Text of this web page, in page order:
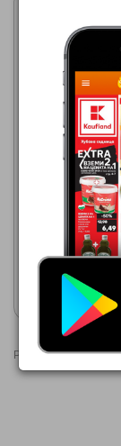
Темакс
24.07.2026 -
39,99 €
ЕЛЕКТРИЧЕСКИ
ХРАСТОРЕЗ
Покажи
Реклами